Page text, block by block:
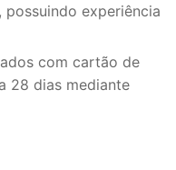
experiência
com cartão de
28 dias mediante